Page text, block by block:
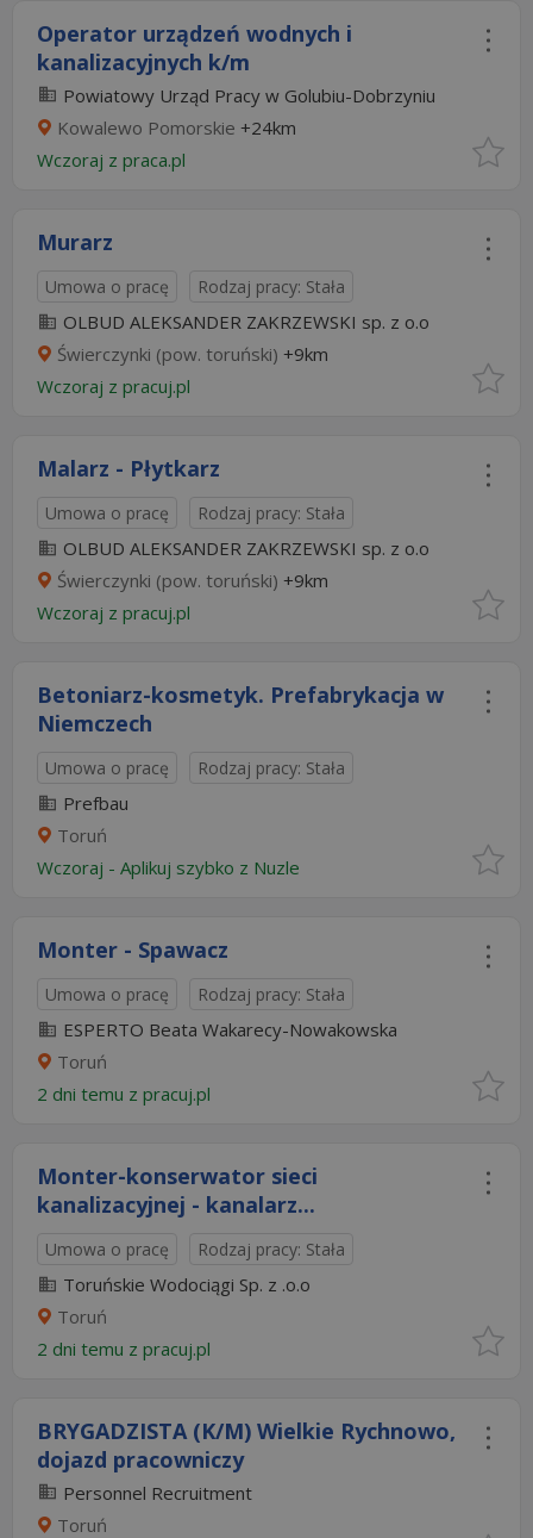
Operator urządzeń wodnych i
kanalizacyjnych k/m
Powiatowy Urząd Pracy w Golubiu-Dobrzyniu
Kowalewo Pomorskie +24km
Wczoraj z praca.pl
Murarz
Umowa o pracę Rodzaj pracy: Stała
OLBUD ALEKSANDER ZAKRZEWSKI sp. z o.o
Świerczynki (pow. toruński) +9km
Wczoraj z pracuj.pl
Malarz - Płytkarz
Umowa o pracę Rodzaj pracy: Stała
OLBUD ALEKSANDER ZAKRZEWSKI sp. z o.o
Świerczynki (pow. toruński) +9km
Wczoraj z pracuj.pl
Betoniarz-kosmetyk. Prefabrykacja w
Niemczech
Umowa o pracę Rodzaj pracy: Stała
Prefbau
Toruń
Wczoraj - Aplikuj szybko z Nuzle
Monter - Spawacz
Umowa o pracę Rodzaj pracy: Stała
ESPERTO Beata Wakarecy-Nowakowska
Toruń
2 dni temu z pracuj.pl
Monter-konserwator sieci
kanalizacyjnej - kanalarz...
Umowa o pracę Rodzaj pracy: Stała
Toruńskie Wodociągi Sp. z .o.o
Toruń
2 dni temu z pracuj.pl
BRYGADZISTA (K/M) Wielkie Rychnowo,
dojazd pracowniczy
Personnel Recruitment
Toruń